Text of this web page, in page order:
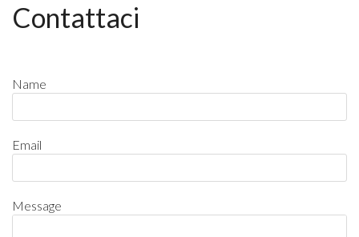
Contattaci
Name
Email
Message